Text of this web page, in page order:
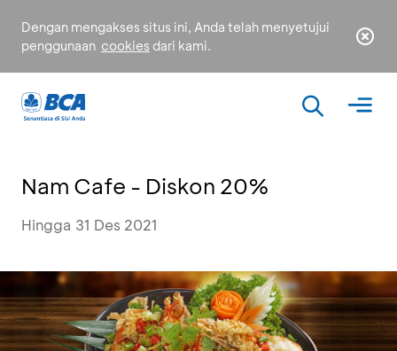
Dengan mengakses situs ini, Anda telah menyetujui
penggunaan cookies dari kami.
Nam Cafe - Diskon 20%
Hingga 31 Des 2021